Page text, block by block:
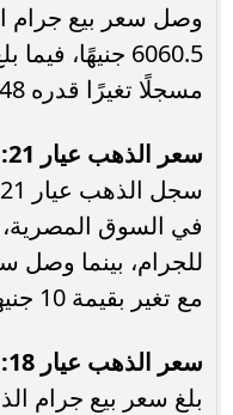
مسجلًا تغيرًا قدره 10.48 جنيهات بنسبة 0.17%.
سعر الذهب عيار 21:
مع تغير بقيمة 10 جنيهات بنسبة 0.17%.
سعر الذهب عيار 18: